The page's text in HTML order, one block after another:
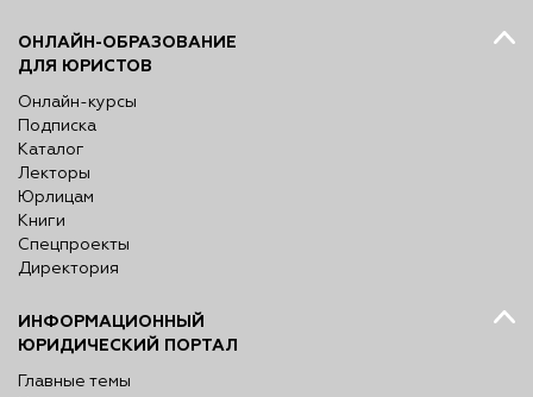
ОНЛАЙН-ОБРАЗОВАНИЕ
ДЛЯ ЮРИСТОВ
Онлайн-курсы
Подписка
Каталог
Лекторы
Юрлицам
Книги
Спецпроекты
Директория
ИНФОРМАЦИОННЫЙ
ЮРИДИЧЕСКИЙ ПОРТАЛ
Главные темы